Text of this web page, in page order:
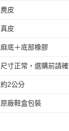
麂皮
真皮
麻底＋底部橡膠
尺寸正常，選購前請
約2公分
原廠鞋盒包裝